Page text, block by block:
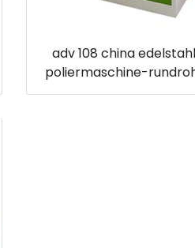
adv 108 china
poliermaschine-
schleifmaschine zu